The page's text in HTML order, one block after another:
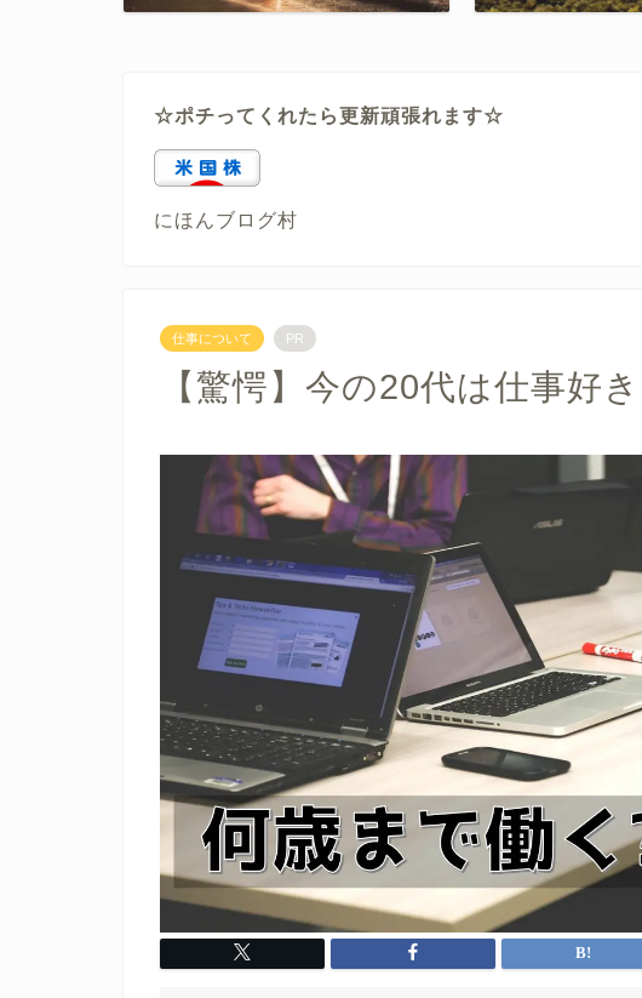
☆ポチってくれたら更新頑張れます☆
にほんブログ村
仕事について PR
【驚愕】今の20代は仕事好